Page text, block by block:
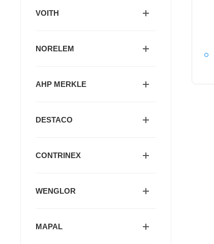
VOITH
NORELEM
AHP MERKLE
DESTACO
CONTRINEX
WENGLOR
MAPAL